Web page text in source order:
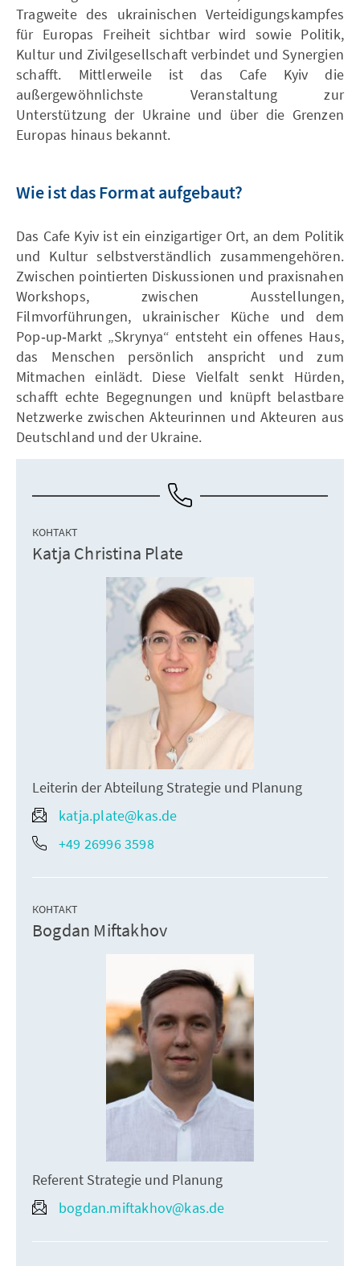
Tragweite des ukrainischen Verteidigungskampfes
für Europas Freiheit sichtbar wird sowie Politik,
Kultur und Zivilgesellschaft verbindet und Synergien
schafft. Mittlerweile ist das Cafe Kyiv die
außergewöhnlichste Veranstaltung zur
Unterstützung der Ukraine und über die Grenzen
Europas hinaus bekannt.
Wie ist das Format aufgebaut?
Das Cafe Kyiv ist ein einzigartiger Ort, an dem Politik
und Kultur selbstverständlich zusammengehören.
Zwischen pointierten Diskussionen und praxisnahen
Workshops, zwischen Ausstellungen,
Filmvorführungen, ukrainischer Küche und dem
Pop‑up‑Markt „Skrynya“ entsteht ein offenes Haus,
das Menschen persönlich anspricht und zum
Mitmachen einlädt. Diese Vielfalt senkt Hürden,
schafft echte Begegnungen und knüpft belastbare
Netzwerke zwischen Akteurinnen und Akteuren aus
Deutschland und der Ukraine.
КОНТАКТ
Katja Christina Plate
Leiterin der Abteilung Strategie und Planung
katja.plate@kas.de
+49 26996 3598
КОНТАКТ
Bogdan Miftakhov
Referent Strategie und Planung
bogdan.miftakhov@kas.de